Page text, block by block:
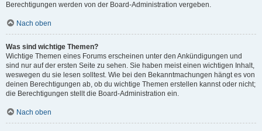
Berechtigungen werden von der Board-Administration vergeben.
Nach oben
Was sind wichtige Themen?
Wichtige Themen eines Forums erscheinen unter den Ankündigungen und
sind nur auf der ersten Seite zu sehen. Sie haben meist einen wichtigen Inhalt,
weswegen du sie lesen solltest. Wie bei den Bekanntmachungen hängt es von
deinen Berechtigungen ab, ob du wichtige Themen erstellen kannst oder nicht;
die Berechtigungen stellt die Board-Administration ein.
Nach oben